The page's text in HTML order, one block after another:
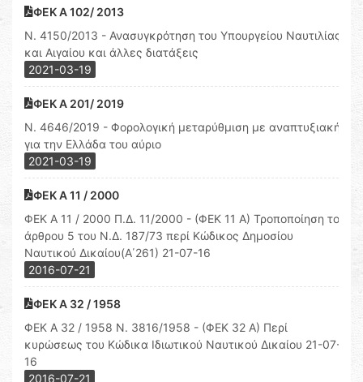
ΦΕΚ Α 102/ 2013
Ν. 4150/2013 - Ανασυγκρότηση του Υπουργείου Ναυτιλίας
και Αιγαίου και άλλες διατάξεις
2021-03-19
ΦΕΚ Α 201/ 2019
Ν. 4646/2019 - Φορολογική μεταρύθμιση με αναπτυξιακή
για την Ελλάδα του αύριο
2021-03-19
ΦΕΚ Α 11 / 2000
ΦΕΚ Α 11 / 2000 Π.Δ. 11/2000 - (ΦΕΚ 11 A) Τροποποίηση του
άρθρου 5 του Ν.Δ. 187/73 περί Κώδικος Δημοσίου
Ναυτικού Δικαίου(Α΄261) 21-07-16
2016-07-21
ΦΕΚ Α 32 / 1958
ΦΕΚ Α 32 / 1958 Ν. 3816/1958 - (ΦΕΚ 32 A) Περί
κυρώσεως του Κώδικα Ιδιωτικού Ναυτικού Δικαίου 21-07-
16
2016-07-21